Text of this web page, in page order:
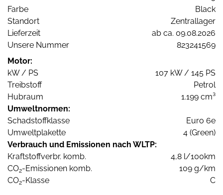
Farbe
Black
Standort
Zentrallager
Lieferzeit
ab ca. 09.08.2026
Unsere Nummer
823241569
Motor:
kW / PS
107 kW / 145 PS
Treibstoff
Petrol
Hubraum
1.199 cm³
Umweltnormen:
Schadstoffklasse
Euro 6e
Umweltplakette
4 (Green)
Verbrauch und Emissionen nach WLTP:
Kraftstoffverbr. komb.
4,8 l/100km
CO2-Emissionen komb.
109 g/km
CO2-Klasse C